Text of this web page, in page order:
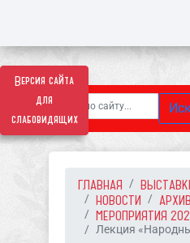
Версия сайта
для
слабовидящих
ГЛАВНАЯ
НОВОСТИ
МЕРОПРИЯТИЯ
Лекция